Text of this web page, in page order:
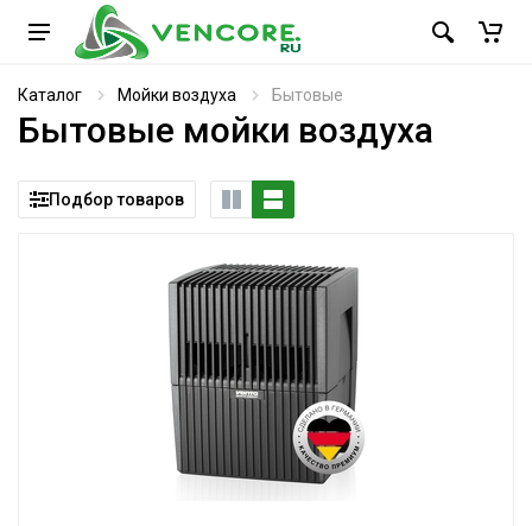
Каталог Мойки воздуха Бытовые
Бытовые мойки воздуха
Подбор товаров